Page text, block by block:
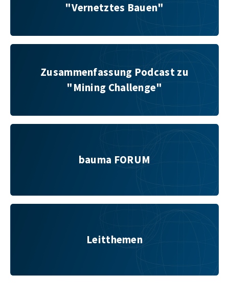
"Vernetztes Bauen"
Zusammenfassung Podcast zu "Mining Challenge"
Zusammenfassung Podcast zu
"Mining Challenge"
bauma FORUM
bauma FORUM
Leitthemen
Leitthemen